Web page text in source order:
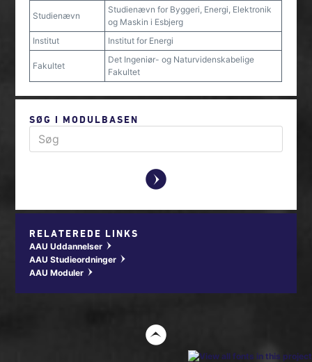
Studienævn
Studienævn for Byggeri, Energi, Elektronik
og Maskin i Esbjerg
Institut
Institut for Energi
Fakultet
Det Ingeniør- og Naturvidenskabelige
Fakultet
SØG I MODULBASEN
y
RELATEREDE LINKS
AAU Uddannelser w
AAU Studieordninger w
AAU Moduler w
t